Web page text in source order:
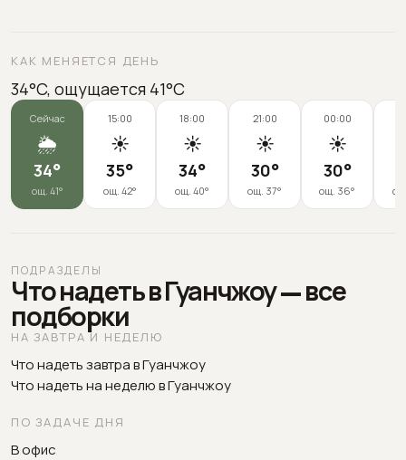
КАК МЕНЯЕТСЯ ДЕНЬ
34°C, ощущается 41°C
Сейчас
🌦️
34°
ощ. 41°
15:00
☀️
35°
ощ. 42°
18:00
☀️
34°
ощ. 40°
21:00
☀️
30°
ощ. 37°
00:00
☀️
30°
ощ. 36°
ПОДРАЗДЕЛЫ
Что надеть в Гуанчжоу — все
подборки
НА ЗАВТРА И НЕДЕЛЮ
Что надеть завтра в Гуанчжоу
Что надеть на неделю в Гуанчжоу
ПО ЗАДАЧЕ ДНЯ
В офис